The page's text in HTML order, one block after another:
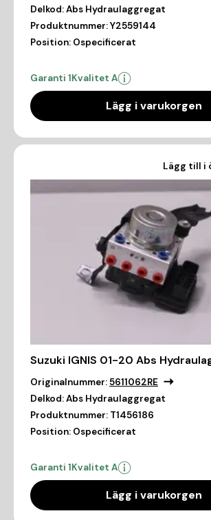
Delkod:Abs Hydraulaggregat
Produktnummer:Y2559144
Position: Ospecificerat
Garanti 1Kvalitet A
Lägg i varukorgen
Lägg till i
Suzuki IGNIS 01-20 Abs
Originalnummer:5611062RE
Delkod:Abs Hydraulaggregat
Produktnummer: T1456186
Position: Ospecificerat
Garanti 1Kvalitet A
Lägg i varukorgen